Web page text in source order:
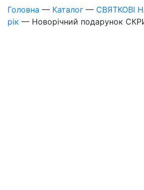
Головна — Каталог — СВЯТКОВІ
рік — Новорічний подарунок